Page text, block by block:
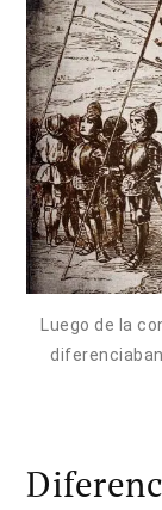
Luego de la